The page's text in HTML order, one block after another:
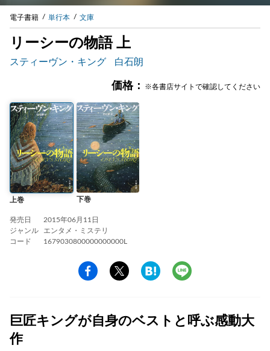
電子書籍 単行本 文庫
リーシーの物語 上
スティーヴン・キング 白石朗
価格： ※各書店サイトで確認してください
上巻 下巻
発売日
2015年06月11日
ジャンル
エンタメ・ミステリ
コード
1679030800000000000L
巨匠キングが自身のベストと呼ぶ感動大
作